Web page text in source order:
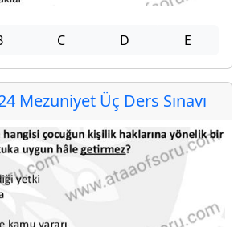
C D E
Mezuniyet Üç Ders Sınavı